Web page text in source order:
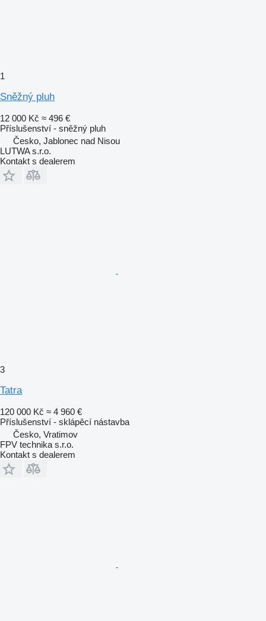
1
Sněžný pluh
12 000 Kč ≈ 496 €
Příslušenství - sněžný pluh
Česko, Jablonec nad Nisou
LUTWA s.r.o.
Kontakt s dealerem
3
Tatra
120 000 Kč ≈ 4 960 €
Příslušenství - sklápěcí nástavba
Česko, Vratimov
FPV technika s.r.o.
Kontakt s dealerem